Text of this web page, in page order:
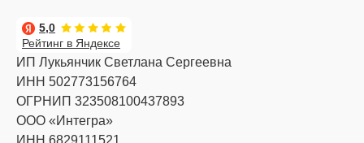
Рейтинг в Яндексе
5,0
ИП Лукьянчик Светлана Сергеевна
ИНН 502773156764
ОГРНИП 323508100437893
ООО «Интегра»
ИНН 6829111521